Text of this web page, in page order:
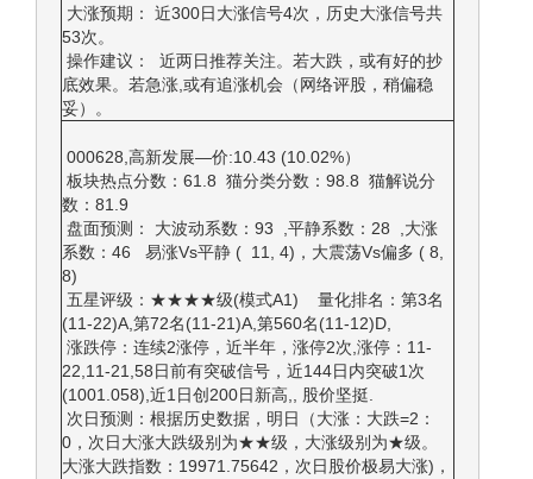
大涨预期： 近300日大涨信号4次，历史大涨信号共
53次。
操作建议： 近两日推荐关注。若大跌，或有好的抄
底效果。若急涨,或有追涨机会（网络评股，稍偏稳
妥）。
000628,高新发展—价:10.43 (10.02%）
板块热点分数：61.8 猫分类分数：98.8 猫解说分
数：81.9
盘面预测： 大波动系数：93 ,平静系数：28 ,大涨
系数：46 易涨Vs平静 ( 11, 4)，大震荡Vs偏多 ( 8,
8)
五星评级：★★★★级(模式A1) 量化排名：第3名
(11-22)A,第72名(11-21)A,第560名(11-12)D,
涨跌停：连续2涨停，近半年，涨停2次,涨停：11-
22,11-21,58日前有突破信号，近144日内突破1次
(1001.058),近1日创200日新高,, 股价坚挺.
次日预测：根据历史数据，明日（大涨：大跌=2：
0，次日大涨大跌级别为★★级，大涨级别为★级。
大涨大跌指数：19971.75642，次日股价极易大涨)，